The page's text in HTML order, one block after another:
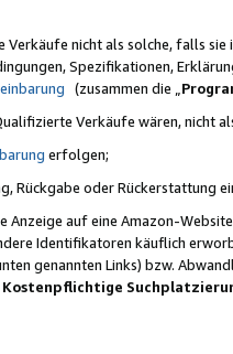
nicht als solche, falls
Spezifikationen,
(zusammen die „
Verkäufe wären, nicht
erfolgen;
Rückgabe oder Rückerstattung
Anzeige auf eine Amazon-
Identifikatoren käuflich
genannten Links) bzw.
Kostenpflichtige